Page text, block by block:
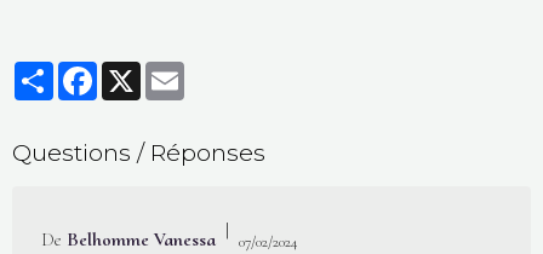
PartagerFacebookX
Questions / Réponses
De Belhomme Vanessa | 07/02/2024